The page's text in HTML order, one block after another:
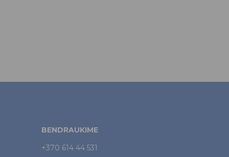
BENDRAUKIME
+370 614 44 531